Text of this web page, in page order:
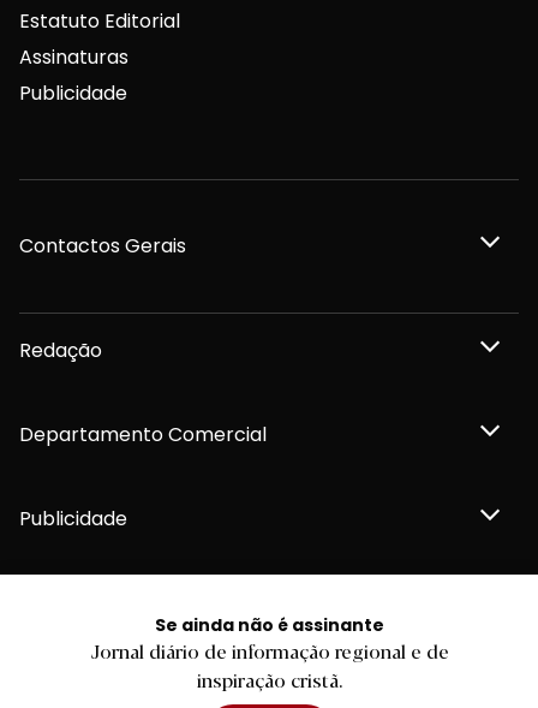
Se ainda não é assinante
Jornal diário de informação regional e de
inspiração cristã.
Estatuto Editorial
Assinaturas
Publicidade
Contactos Gerais
Redação
Departamento Comercial
Publicidade
Privacidade e Cookies
Termos e Condições
Declaração de compromisso FSC®
Política de Confidencialidade